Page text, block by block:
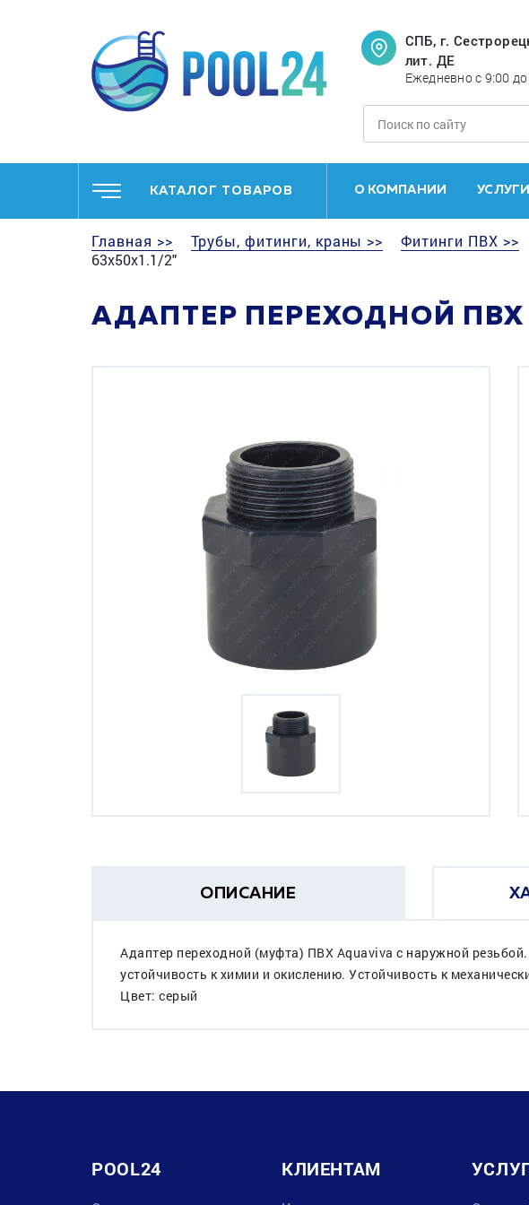
СПБ, г.
лит. ДЕ
Ежедневно с 9:00
КАТАЛОГ ТОВАРОВ О КОМПАНИИ УСЛУГИ
Главная >> Трубы, фитинги, краны >> Фитинги ПВХ >>
63х50x1.1/2"
АДАПТЕР ПЕРЕХОДНОЙ ПВХ
ОПИСАНИЕ
Адаптер переходной (муфта) ПВХ Aquaviva с наружной
устойчивость к химии и окислению. Устойчивость к
Цвет: серый
POOL24 КЛИЕНТАМ